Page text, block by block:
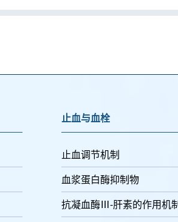
止血与血栓
止血调节机制
血浆蛋白酶抑制物
抗凝血酶Ⅲ-肝素的作用机